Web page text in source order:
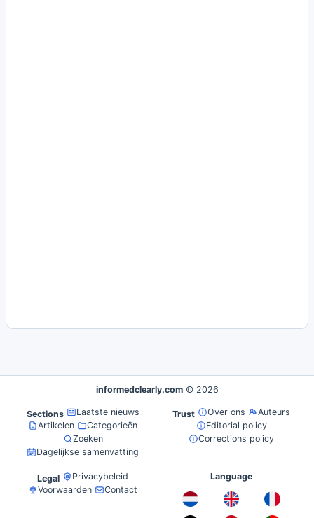
informedclearly.com © 2026
Sections
Laatste nieuws
Artikelen
Categorieën
Zoeken
Dagelijkse samenvatting
Trust Over ons
Auteurs
Editorial policy
Corrections policy
Legal
Privacybeleid
Voorwaarden
Contact
Language